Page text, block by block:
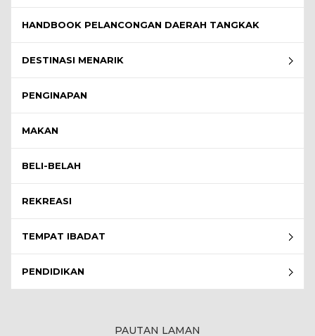
HANDBOOK PELANCONGAN DAERAH TANGKAK
DESTINASI MENARIK
PENGINAPAN
MAKAN
BELI-BELAH
REKREASI
TEMPAT IBADAT
PENDIDIKAN
PAUTAN LAMAN